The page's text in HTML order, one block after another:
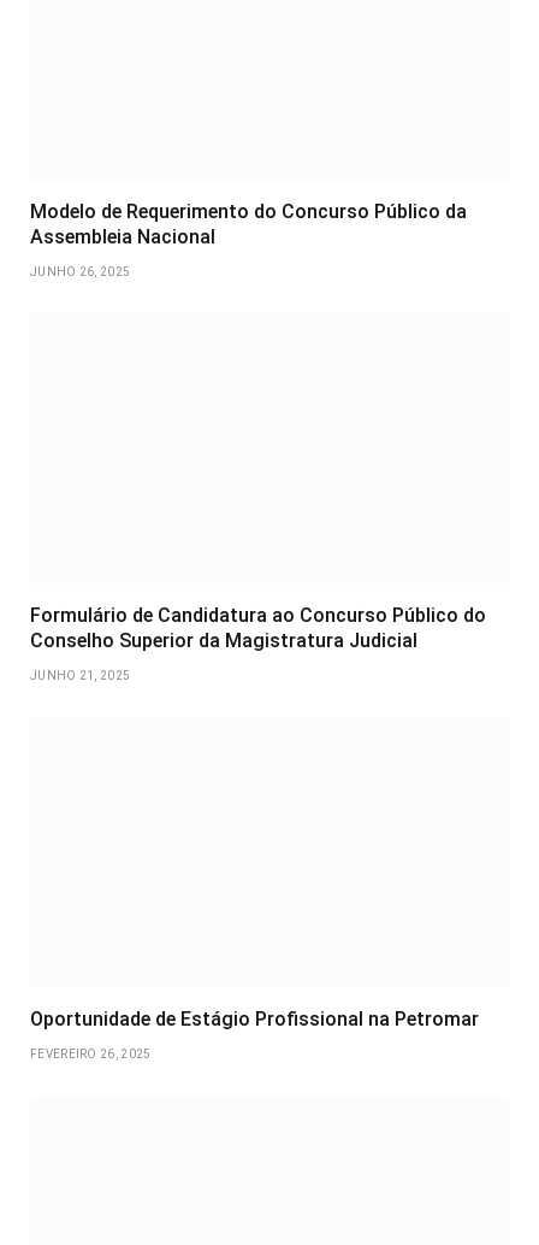
Modelo de Requerimento do Concurso Público da
Assembleia Nacional
JUNHO 26, 2025
Formulário de Candidatura ao Concurso Público do
Conselho Superior da Magistratura Judicial
JUNHO 21, 2025
Oportunidade de Estágio Profissional na Petromar
FEVEREIRO 26, 2025